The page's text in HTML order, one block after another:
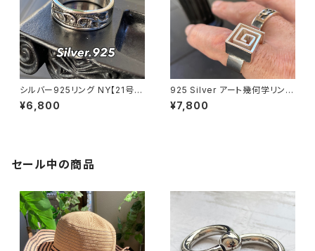
シルバー925リング NY【21号】
指輪 メンズリング SILVER925
トライバル アラベスク fashion
¥6,800
925 Silver アート幾何学リング
渦 立体 ユニセックス フリーサイ
ズ シルバーリング 銀 指輪 ニ
¥7,800
セール中の商品